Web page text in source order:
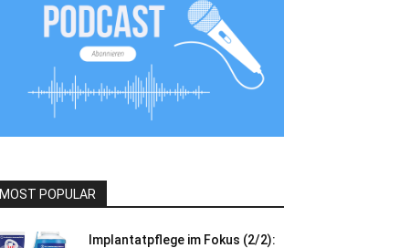
MOST POPULAR
Implantatpflege im Fokus (2/2):